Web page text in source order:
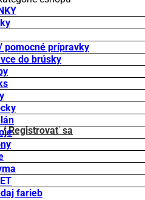
/ Registrovať sa
pomocné prípravky
do brúsky
farieb